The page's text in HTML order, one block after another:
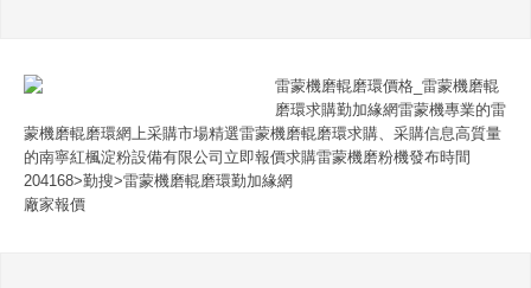
雷蒙機磨輥磨環價格_雷蒙機磨輥
磨環求購勤加緣網雷蒙機專業的雷
蒙機磨輥磨環網上采購市場精選雷蒙機磨輥磨環求購、采購信息高質量
的南寧紅楓淀粉設備有限公司立即報價求購雷蒙機磨粉機發布時間
204168>勤搜>雷蒙機磨輥磨環勤加緣網
廠家報價